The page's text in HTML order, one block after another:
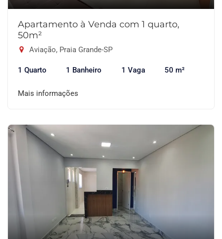
Apartamento à Venda com 1 quarto,
50m²
Aviação, Praia Grande-SP
1 Quarto 1 Banheiro 1 Vaga 50 m²
Mais informações